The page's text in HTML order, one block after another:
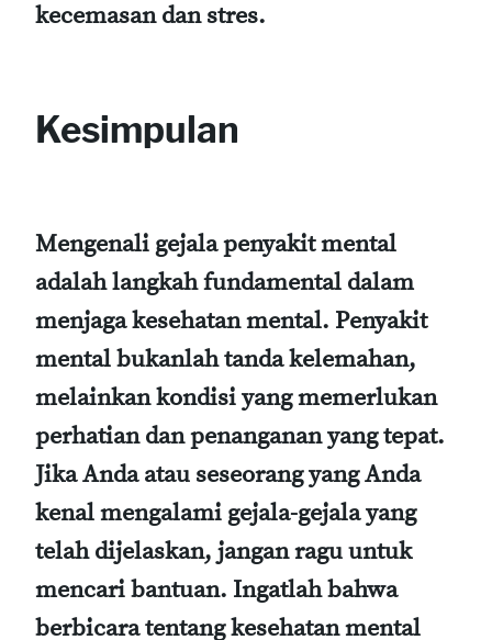
kecemasan dan stres.
Kesimpulan
Mengenali gejala penyakit mental
adalah langkah fundamental dalam
menjaga kesehatan mental. Penyakit
mental bukanlah tanda kelemahan,
melainkan kondisi yang memerlukan
perhatian dan penanganan yang tepat.
Jika Anda atau seseorang yang Anda
kenal mengalami gejala-gejala yang
telah dijelaskan, jangan ragu untuk
mencari bantuan. Ingatlah bahwa
berbicara tentang kesehatan mental